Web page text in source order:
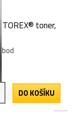
toner,
bod
DO KOŠÍKU